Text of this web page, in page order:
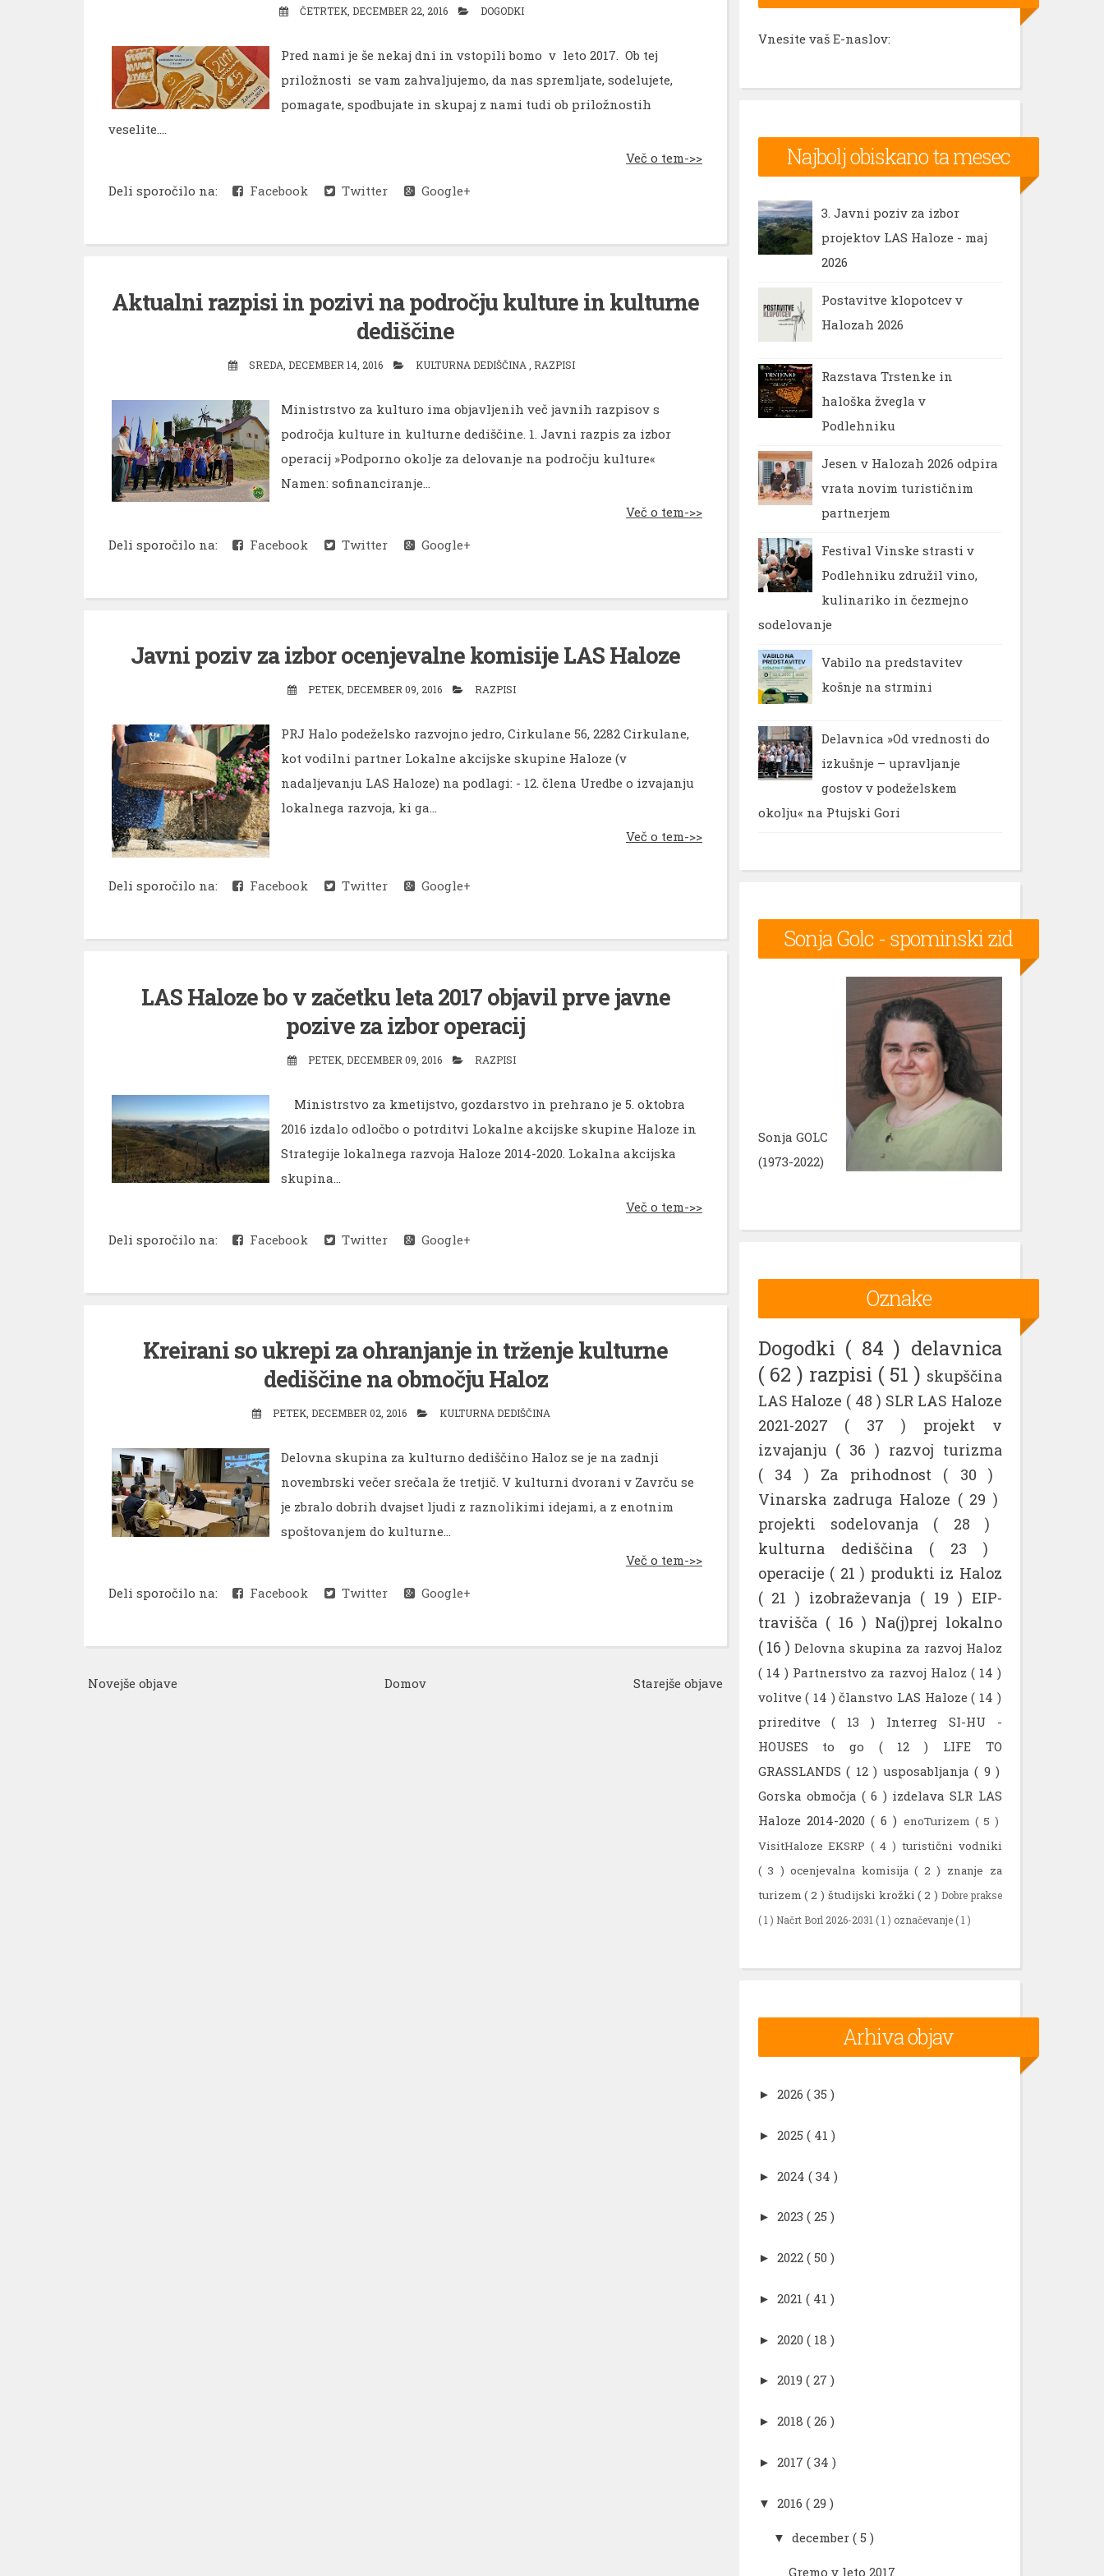
ČETRTEK, DECEMBER 22, 2016 DOGODKI
Pred nami je še nekaj dni in vstopili bomo v leto 2017. Ob tej
priložnosti se vam zahvaljujemo, da nas spremljate, sodelujete,
pomagate, spodbujate in skupaj z nami tudi ob priložnostih
veselite....
Več o tem->>
Deli sporočilo na:
Facebook Twitter Google+
Aktualni razpisi in pozivi na področju kulture in kulturne
dediščine
SREDA, DECEMBER 14, 2016 KULTURNA DEDIŠČINA RAZPISI
Ministrstvo za kulturo ima objavljenih več javnih razpisov s
področja kulture in kulturne dediščine. 1. Javni razpis za izbor
operacij »Podporno okolje za delovanje na področju kulture«
Namen: sofinanciranje...
Več o tem->>
Deli sporočilo na:
Facebook Twitter Google+
Javni poziv za izbor ocenjevalne komisije LAS Haloze
PETEK, DECEMBER 09, 2016 RAZPISI
PRJ Halo podeželsko razvojno jedro, Cirkulane 56, 2282 Cirkulane,
kot vodilni partner Lokalne akcijske skupine Haloze (v
nadaljevanju LAS Haloze) na podlagi: - 12. člena Uredbe o izvajanju
lokalnega razvoja, ki ga...
Več o tem->>
Deli sporočilo na: Facebook Twitter Google+
LAS Haloze bo v začetku leta 2017 objavil prve javne
pozive za izbor operacij
PETEK, DECEMBER 09, 2016 RAZPISI
Ministrstvo za kmetijstvo, gozdarstvo in prehrano je 5. oktobra
2016 izdalo odločbo o potrditvi Lokalne akcijske skupine Haloze in
Strategije lokalnega razvoja Haloze 2014-2020. Lokalna akcijska
skupina...
Več o tem->>
Deli sporočilo na:
Facebook Twitter Google+
Kreirani so ukrepi za ohranjanje in trženje kulturne
dediščine na območju Haloz
PETEK, DECEMBER 02, 2016 KULTURNA DEDIŠČINA
Delovna skupina za kulturno dediščino Haloz se je na zadnji
novembrski večer srečala že tretjič. V kulturni dvorani v Zavrču se
je zbralo dobrih dvajset ljudi z raznolikimi idejami, a z enotnim
spoštovanjem do kulturne...
Več o tem->>
Deli sporočilo na:
Facebook Twitter Google+
Novejše objave Starejše objave
Domov
Vnesite vaš E-naslov:
Najbolj obiskano ta mesec
3. Javni poziv za izbor
projektov LAS Haloze - maj
2026
Postavitve klopotcev v
Halozah 2026
Razstava Trstenke in
haloška žvegla v
Podlehniku
Jesen v Halozah 2026 odpira
vrata novim turističnim
partnerjem
Festival Vinske strasti v
Podlehniku združil vino,
kulinariko in čezmejno
sodelovanje
Vabilo na predstavitev
košnje na strmini
Delavnica »Od vrednosti do
izkušnje – upravljanje
gostov v podeželskem
okolju« na Ptujski Gori
Sonja Golc - spominski zid
Sonja GOLC
(1973-2022)
Oznake
Dogodki ( 84 ) delavnica
( 62 ) razpisi ( 51 ) skupščina
LAS Haloze ( 48 ) SLR LAS Haloze
2021-2027 ( 37 ) projekt v
izvajanju ( 36 ) razvoj turizma
( 34 ) Za prihodnost ( 30 )
Vinarska zadruga Haloze ( 29 )
projekti sodelovanja ( 28 )
kulturna dediščina ( 23 )
operacije ( 21 ) produkti iz Haloz
( 21 ) izobraževanja ( 19 ) EIP-
travišča ( 16 ) Na(j)prej lokalno
( 16 )Delovna skupina za razvoj Haloz
( 14 ) Partnerstvo za razvoj Haloz ( 14 )
volitve( 14 )članstvo LAS Haloze( 14 )
prireditve( 13 ) Interreg SI-HU -
HOUSES to go ( 12 ) LIFE TO
GRASSLANDS ( 12 ) usposabljanja ( 9 )
Gorska območja( 6 ) izdelava SLR LAS
Haloze 2014-2020 ( 6 ) enoTurizem ( 5 )
VisitHaloze EKSRP( 4 ) turistični vodniki
( 3 )ocenjevalna komisija( 2 ) znanje za
turizem( 2 ) študijski krožki( 2 ) Dobre prakse
( 1 ) Načrt Borl 2026-2031 ( 1 ) označevanje ( 1 )
Arhiva objav
► 2026 ( 35 )
► 2025 ( 41 )
► 2024 ( 34 )
► 2023 ( 25 )
► 2022 ( 50 )
► 2021 ( 41 )
► 2020 ( 18 )
► 2019 ( 27 )
► 2018 ( 26 )
► 2017 ( 34 )
▼ 2016 ( 29 )
▼ december ( 5 )
Gremo v leto 2017